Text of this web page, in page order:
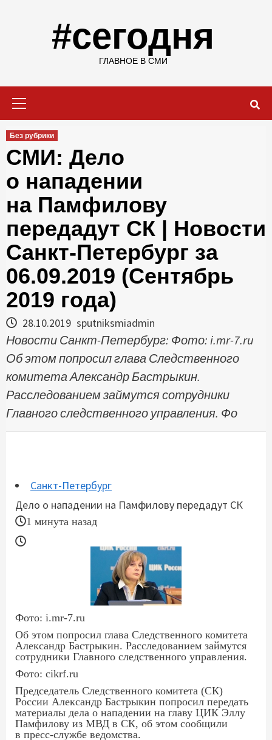
#сегодня
ГЛАВНОЕ В СМИ
Без рубрики
СМИ: Дело
о нападении
на Памфилову
передадут СК | Новости
Санкт-Петербург за
06.09.2019 (Сентябрь
2019 года)
28.10.2019 sputniksmiadmin
Новости Санкт-Петербург: Фото: i.mr-7.ru
Об этом попросил глава Следственного
комитета Александр Бастрыкин.
Расследованием займутся сотрудники
Главного следственного управления. Фо
Санкт-Петербург
Дело о нападении на Памфилову передадут СК
1 минута назад
Фото: i.mr-7.ru
Об этом попросил глава Следственного комитета
Александр Бастрыкин. Расследованием займутся
сотрудники Главного следственного управления.
Фото: cikrf.ru
Председатель Следственного комитета (СК)
России Александр Бастрыкин попросил передать
материалы дела о нападении на главу ЦИК Эллу
Памфилову из МВД в СК, об этом сообщили
в пресс-службе ведомства.